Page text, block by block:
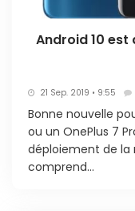
Android 10 est
21 Sep. 2019 • 9:55
Bonne nouvelle
ou un OnePlus 7
déploiement de la
comprend...